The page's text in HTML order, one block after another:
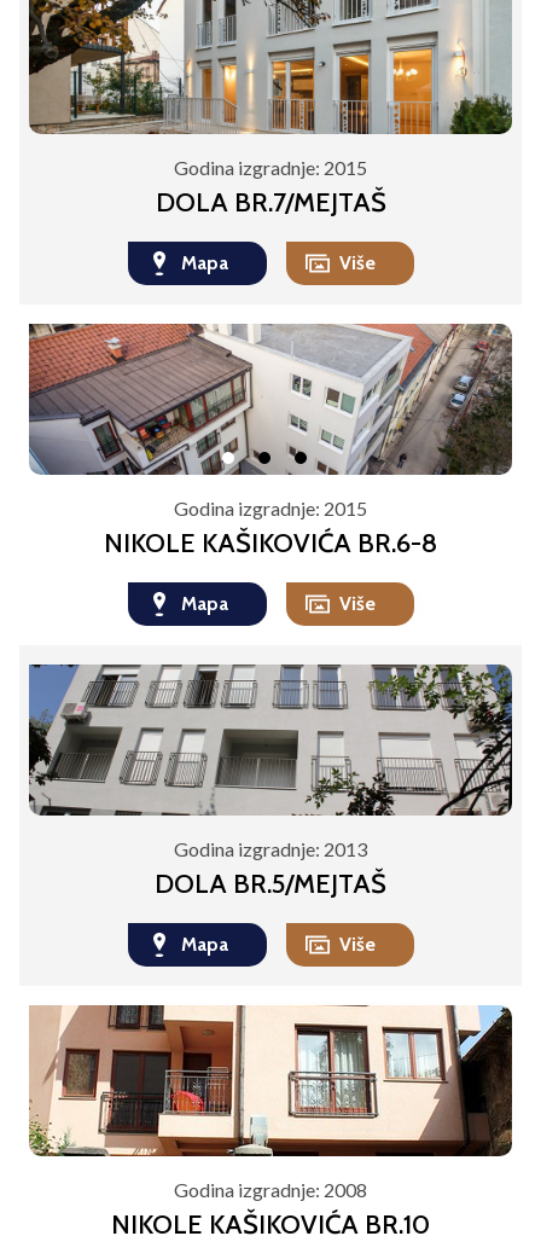
Godina izgradnje: 2015
DOLA BR.7/MEJTAŠ
Mapa Više
Godina izgradnje: 2015
NIKOLE KAŠIKOVIĆA BR.6-8
Mapa Više
Godina izgradnje: 2013
DOLA BR.5/MEJTAŠ
Mapa Više
Godina izgradnje: 2008
NIKOLE KAŠIKOVIĆA BR.10